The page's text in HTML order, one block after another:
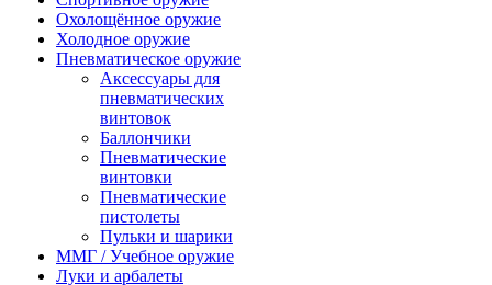
Охолощённое оружие
Холодное оружие
Пневматическое оружие
Аксессуары для
пневматических
винтовок
Баллончики
Пневматические
винтовки
Пневматические
пистолеты
Пульки и шарики
ММГ / Учебное оружие
Луки и арбалеты